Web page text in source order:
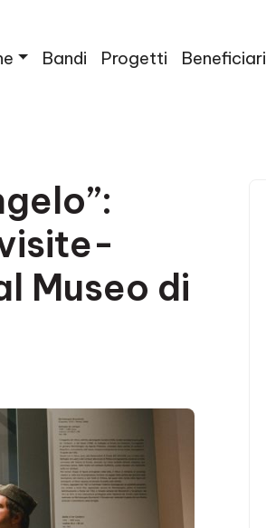
Bandi Progetti Beneficiari
Museo di